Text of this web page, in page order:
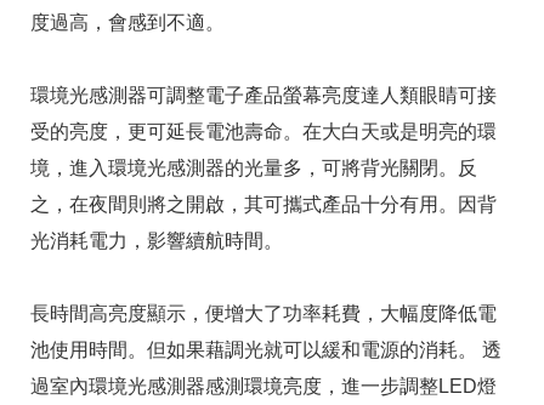
度過高，會感到不適。
環境光感測器可調整電子產品螢幕亮度達人類眼睛可接
受的亮度，更可延長電池壽命。在大白天或是明亮的環
境，進入環境光感測器的光量多，可將背光關閉。反
之，在夜間則將之開啟，其可攜式產品十分有用。因背
光消耗電力，影響續航時間。
長時間高亮度顯示，便增大了功率耗費，大幅度降低電
池使用時間。但如果藉調光就可以緩和電源的消耗。 透
過室內環境光感測器感測環境亮度，進一步調整LED燈